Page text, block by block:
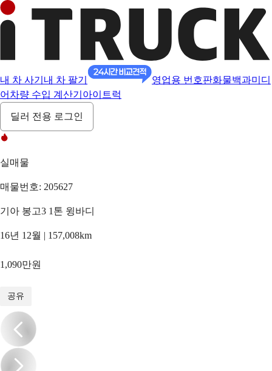
내 차 사기 내 차 팔기 영업용 번호판화물백과미디
어 차량 수입 계산기 아이트럭
딜러 전용 로그인
실매물
매물번호: 205627
기아 봉고3 1톤 윙바디
16년 12월 | 157,008km
1,090만원
공유
/20